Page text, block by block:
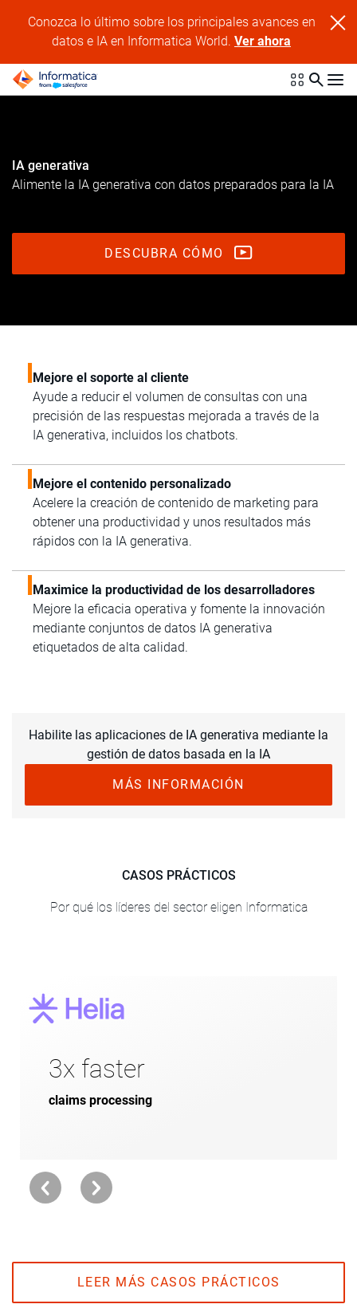
Conozca lo último sobre los principales avances en
datos e IA en Informatica World.Ver ahora
IA generativa
Alimente la IA generativa con datos preparados para la IA
DESCUBRA CÓMO
Mejore el soporte al cliente
Ayude a reducir el volumen de consultas con una
precisión de las respuestas mejorada a través de la
IA generativa, incluidos los chatbots.
Mejore el contenido personalizado
Acelere la creación de contenido de marketing para
obtener una productividad y unos resultados más
rápidos con la IA generativa.
Maximice la productividad de los desarrolladores
Mejore la eficacia operativa y fomente la innovación
mediante conjuntos de datos IA generativa
etiquetados de alta calidad.
Habilite las aplicaciones de IA generativa mediante la
gestión de datos basada en la IA
MÁS INFORMACIÓN
CASOS PRÁCTICOS
Por qué los líderes del sector eligen Informatica
3x faster
claims processing
environment with a centralized,
integrated AI-enabled cloud platform.
LEER MÁS CASOS PRÁCTICOS